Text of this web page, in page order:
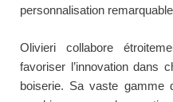
personnalisation
Olivieri collabore
favoriser l’innovation dans
boiserie. Sa vaste gamme